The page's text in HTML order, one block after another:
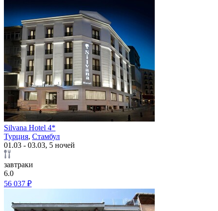
Silvana Hotel 4*
Турция, Стамбул
01.03 - 03.03, 5 ночей
завтраки
6.0
56 037 ₽